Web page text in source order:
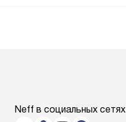
Neff в социальных сетях